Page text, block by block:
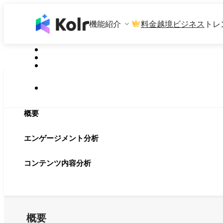
機能紹介 料金越境ビジネス ト
概要
エンゲージメント分析
コンテンツ内容分析
概要